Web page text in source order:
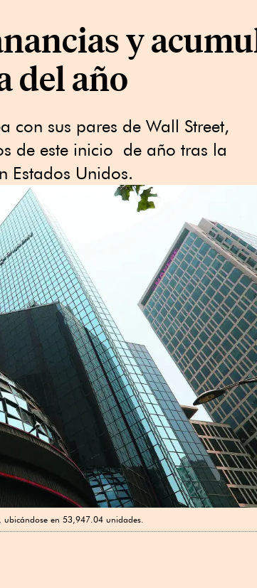
y
del año
con sus pares de Wall Street,
de este inicio de año tras la
Estados Unidos.
en 53,947.04 unidades.